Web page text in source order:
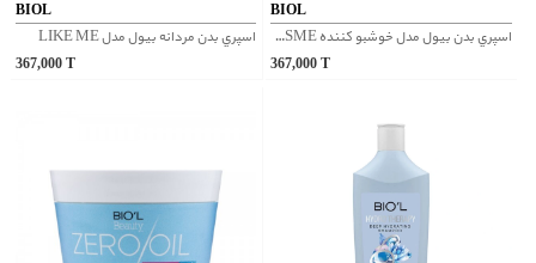
BIOL
اسپري بدن مردانه بیول مدل LIKE ME
367,000
BIOL
اسپري بدن بیول مدل خوشبو كننده YESME
367,000